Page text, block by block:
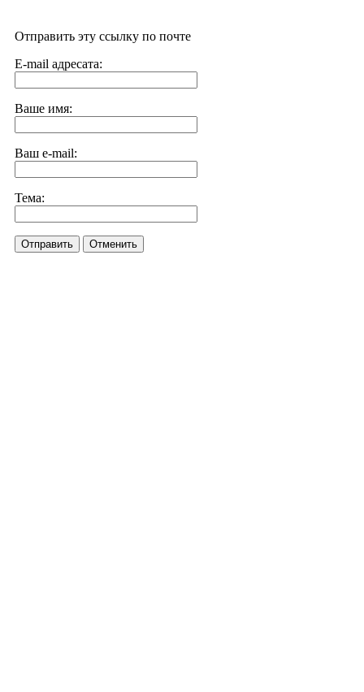
Отправить эту ссылку по почте
E-mail адресата:
Ваше имя:
Ваш e-mail:
Тема:
Отправить Отменить